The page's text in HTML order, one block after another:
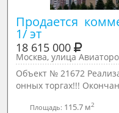
Продается
1/ эт
18 615 000
Москва, улица
Объект № 21672
онных торгах!!!
Площадь: 115.7 м2